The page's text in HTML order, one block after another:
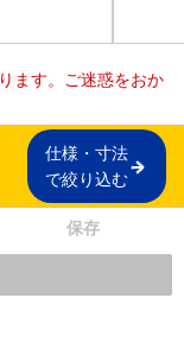
ます。ご迷惑をおか
仕様・寸法
で絞り込む
保存